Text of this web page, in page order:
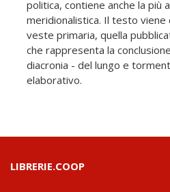
politica, contiene anche la più
meridionalistica. Il testo viene
veste primaria, quella
che rappresenta la
diacronia - del lungo e
elaborativo.
LIBRERIE.COOP